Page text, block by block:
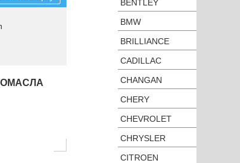
BENTLEY
BMW
BRILLIANCE
CADILLAC
CHANGAN
CHERY
CHEVROLET
CHRYSLER
CITROEN